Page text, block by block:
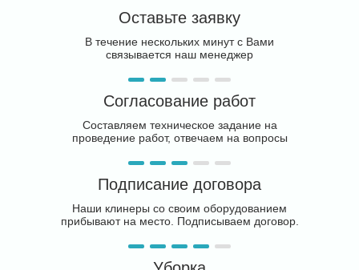
Оставьте заявку
В течение нескольких минут с Вами
связывается наш менеджер
Согласование работ
Составляем техническое задание на
проведение работ, отвечаем на вопросы
Подписание договора
Наши клинеры со своим оборудованием
прибывают на место. Подписываем договор.